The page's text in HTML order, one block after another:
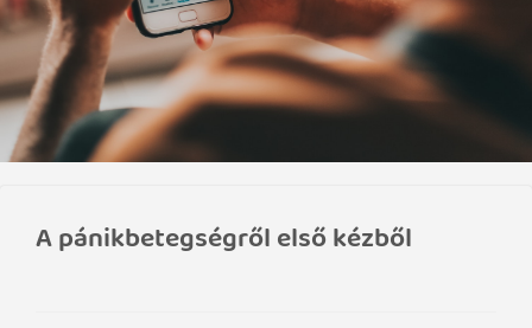
A pánikbetegségről első kézből